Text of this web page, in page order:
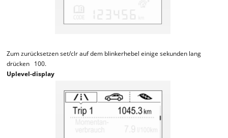
Zum zurücksetzen set/clr auf dem blinkerhebel einige sekunden lang
drücken 100.
Uplevel-display